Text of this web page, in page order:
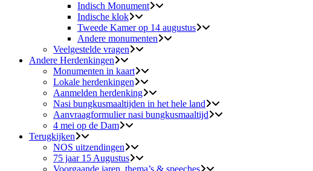
Indisch Monument
Indische klok
Tweede Kamer op 14 augustus
Andere monumenten
Veelgestelde vragen
Andere Herdenkingen
Monumenten in kaart
Lokale herdenkingen
Aanmelden herdenking
Nasi bungkusmaaltijden in het hele land
Aanvraagformulier nasi bungkusmaaltijd
4 mei op de Dam
Terugkijken
NOS uitzendingen
75 jaar 15 Augustus
Voorgaande jaren, thema’s & speeches